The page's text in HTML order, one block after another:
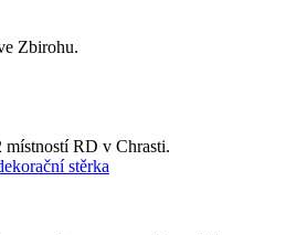
Zbirohu.
místností RD v Chrasti.
stěrka